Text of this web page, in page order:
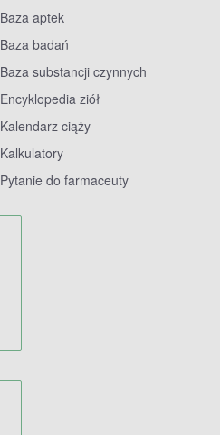
Baza aptek
Baza badań
Baza substancji czynnych
Encyklopedia ziół
Kalendarz ciąży
Kalkulatory
Pytanie do farmaceuty